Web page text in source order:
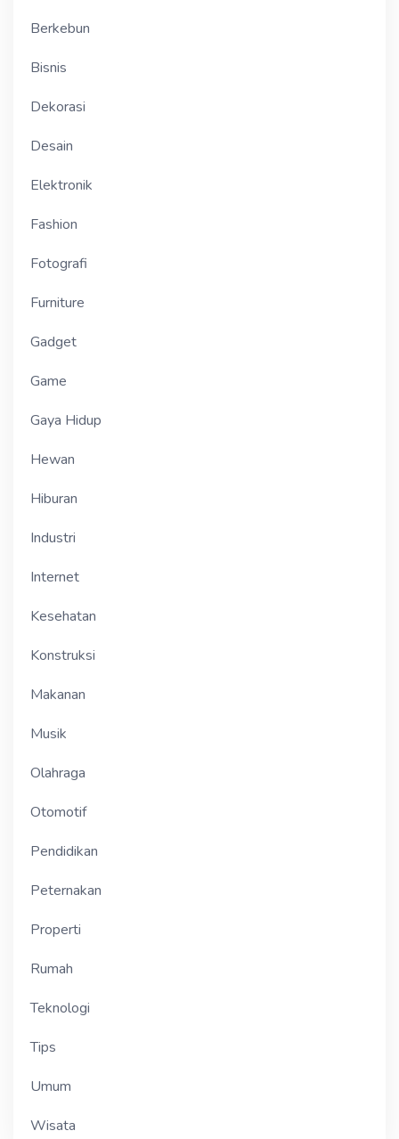
Berkebun
Bisnis
Dekorasi
Desain
Elektronik
Fashion
Fotografi
Furniture
Gadget
Game
Gaya Hidup
Hewan
Hiburan
Industri
Internet
Kesehatan
Konstruksi
Makanan
Musik
Olahraga
Otomotif
Pendidikan
Peternakan
Properti
Rumah
Teknologi
Tips
Umum
Wisata